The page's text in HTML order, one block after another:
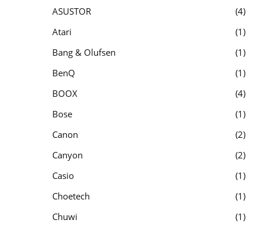
ASUSTOR
4
Atari
1
Bang & Olufsen
1
BenQ
1
BOOX
4
Bose
1
Canon
2
Canyon
2
Casio
1
Choetech
1
Chuwi
1